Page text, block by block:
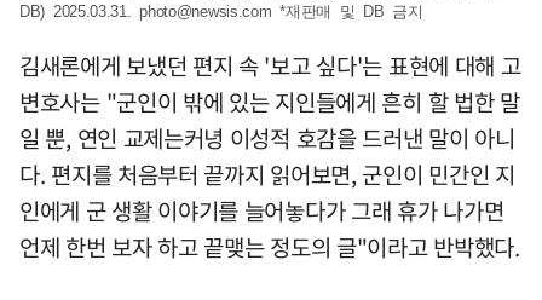
DB) 2025.03.31.photo@newsis.com *재판매 및 DB 금지
김새론에게 보냈던 편지 속 '보고 싶다'는 표현에 대해 고
변호사는 "군인이 밖에 있는 지인들에게 흔히 할 법한 말
일 뿐, 연인 교제는커녕 이성적 호감을 드러낸 말이 아니
다. 편지를 처음부터 끝까지 읽어보면, 군인이 민간인 지
인에게 군 생활 이야기를 늘어놓다가 그래 휴가 나가면
언제 한번 보자 하고 끝맺는 정도의 글"이라고 반박했다.